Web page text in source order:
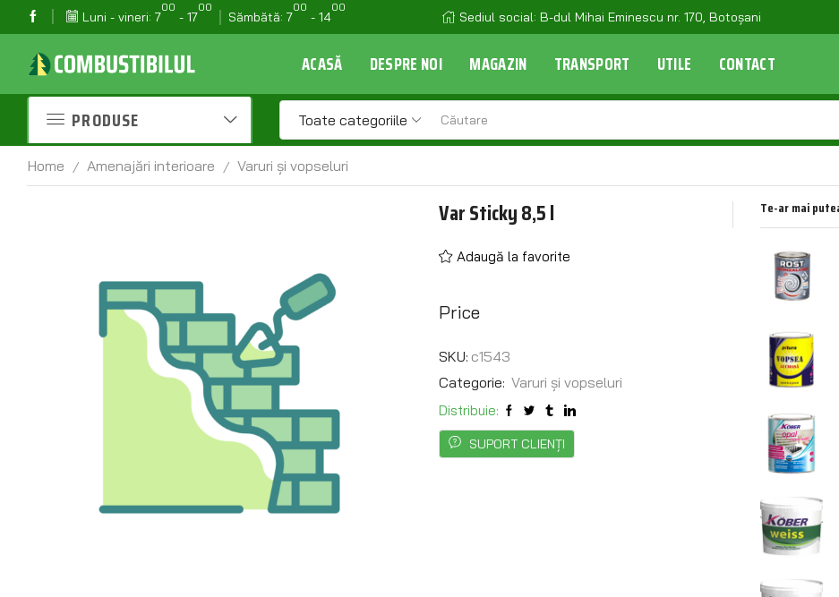
Luni - vineri: 7
00
- 17
00
Sămbătă: 7
00
- 14
00
Depozit Manolești: 0231 530 510 Sediul social: B-dul Mihai Eminescu nr. 170, Botoșani
ACASĂ DESPRE NOI MAGAZIN TRANSPORT UTILE CONTACT
PRODUSE Toate categoriile
Home / Amenajări interioare / Varuri și vopseluri
Var Sticky 8,5 l
Adaugă la favorite
Price
SKU: c1543
Categorie: Varuri și vopseluri
Distribuie:
SUPORT CLIENȚI
Te-ar mai
PROTEJAREA
LOCUINȚEI
DE